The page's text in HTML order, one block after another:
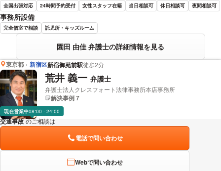
全国出張対応 24時間予約受付 女性スタッフ在籍 当日相談可 休日相談可 夜間相談可
事務所設備
完全個室で相談 託児所・キッズルーム
園田 由佳 弁護士の詳細情報を見る
東京都 新宿区新宿御苑前駅徒歩2分
荒井 義一 弁護士
弁護士法人クレスフォート法律事務所本店事務所
解決事例 7
現在営業中08:00 - 24:00
交通事故 のご相談は
電話で問い合わせ
Webで問い合わせ